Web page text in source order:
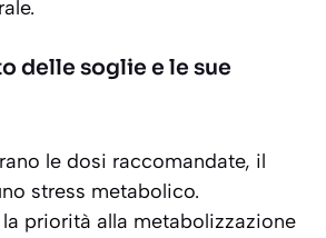
delle soglie e le sue
le dosi raccomandate, il
stress metabolico.
la priorità alla metabolizzazione